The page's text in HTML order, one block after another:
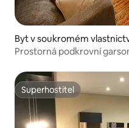
Byt v soukromém
Prostorná podkrovní
Superhostitel
Superhostitel